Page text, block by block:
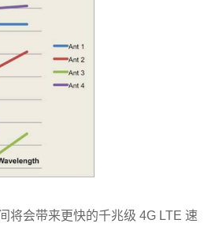
将会带来更快的千兆级 4G LTE 速